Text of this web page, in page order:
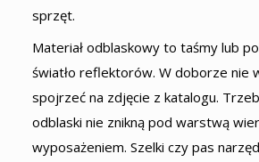
sprzęt.
Materiał odblaskowy to taśmy lub
światło reflektorów. W doborze nie
spojrzeć na zdjęcie z katalogu.
odblaski nie znikną pod warstwą
wyposażeniem. Szelki czy pas